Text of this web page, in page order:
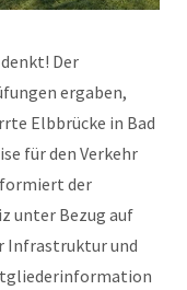
Der
ergaben,
Elbbrücke in Bad
für den Verkehr
der
unter Bezug auf
Infrastruktur und